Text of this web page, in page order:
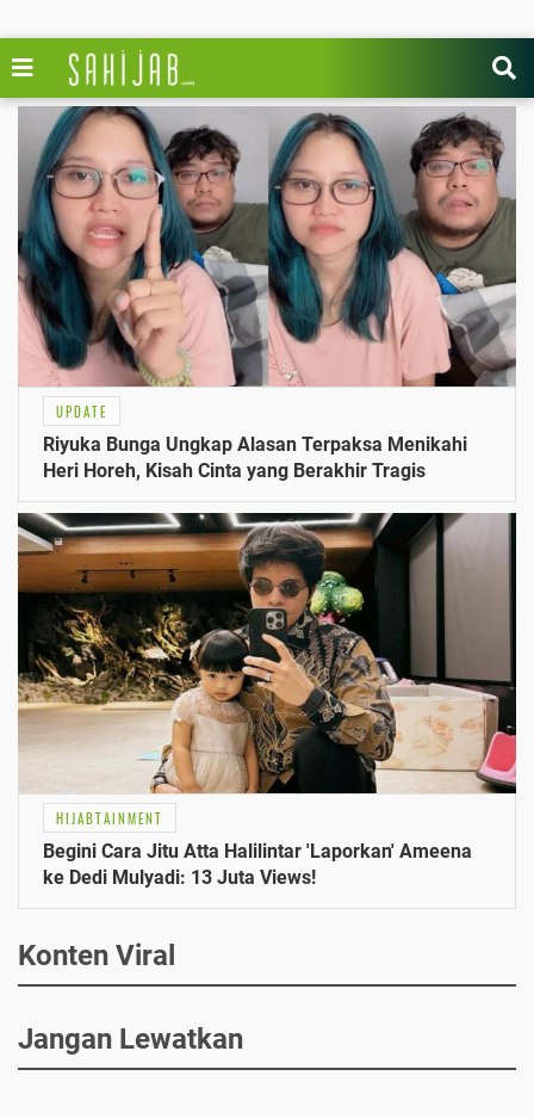
UPDATE
Riyuka Bunga Ungkap Alasan Terpaksa Menikahi
Heri Horeh, Kisah Cinta yang Berakhir Tragis
HIJABTAINMENT
Begini Cara Jitu Atta Halilintar 'Laporkan' Ameena
ke Dedi Mulyadi: 13 Juta Views!
Konten Viral
Jangan Lewatkan